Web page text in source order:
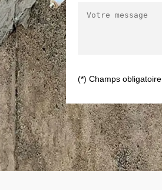
(*) Champs obligatoire